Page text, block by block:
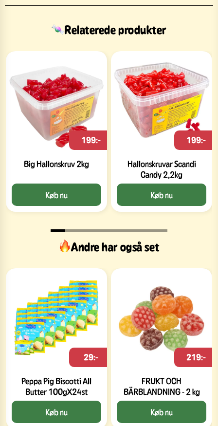
Relaterede produkter
Big Hallonskruv 2kg
199:-
Køb nu
Hallonskruvar Scandi
Candy 2,2kg
199:-
Køb nu
Andre har også set
Peppa Pig Biscotti All
Butter 100gX24st
29:-
Køb nu
FRUKT OCH
BÄRBLANDNING - 2 kg
219:-
Køb nu